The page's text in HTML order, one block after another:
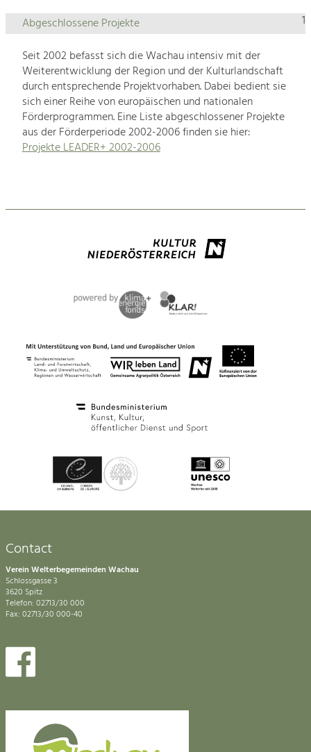
1
Abgeschlossene Projekte
Seit 2002 befasst sich die Wachau intensiv mit der
Weiterentwicklung der Region und der Kulturlandschaft
durch entsprechende Projektvorhaben. Dabei bedient sie
sich einer Reihe von europäischen und nationalen
Förderprogrammen. Eine Liste abgeschlossener Projekte
aus der Förderperiode 2002-2006 finden sie hier:
Projekte LEADER+ 2002-2006
Contact
Verein Welterbegemeinden Wachau
Schlossgasse 3
3620 Spitz
Telefon: 02713/30 000
Fax: 02713/30 000-40